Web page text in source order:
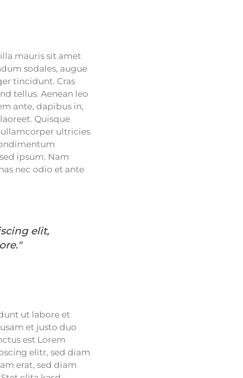
mauris sit amet
sodales, augue
tincidunt. Cras
tellus. Aenean leo
ante, dapibus in,
Quisque
ultricies
ipsum. Nam
nec odio et ante
elit,
ut labore et
et justo duo
est Lorem
elitr, sed diam
erat, sed diam